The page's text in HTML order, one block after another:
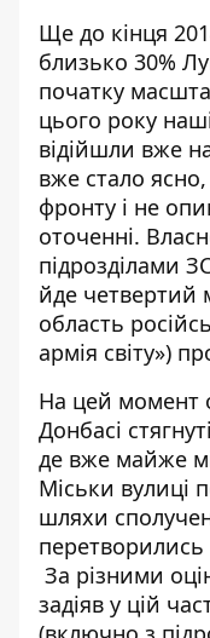
Ще до кінця
близько 30%
початку
цього року
відійшли вже
вже стало
фронту і не
оточенні.
підрозділами
йде четвертий
область
армія світу»)
На цей момент
Донбасі
де вже майже
Міськи вулиці
шляхи
перетворились
За різними
задіяв у цій